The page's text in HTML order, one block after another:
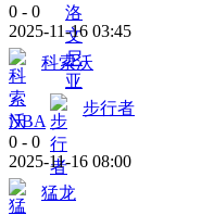
0 - 0
2025-11-16 03:45
科索沃
NBA
步行者
0 - 0
2025-11-16 08:00
猛龙